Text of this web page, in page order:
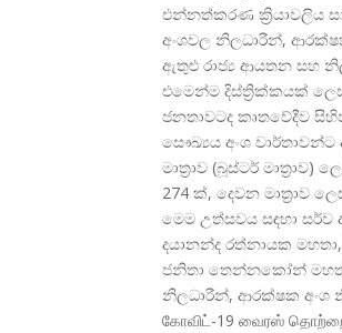
එන්නත්කරණ ක්රියාවලිය
අංශවල නිලධාරීන්,
ඇතුළු රාජ් ය ආයතන සහ
එමෙන්ම දිස්ත්රික්කයක්
ජනතාවටද කෘතවේදීව
සෞඛ්යය අංශ
මාත්රාව (බූස්ටර් මාත්රාව)
274 ක්, දෙවන මාත්රාව
මෙම උත්සවය සඳහා
දයානන්ද රත්නායක
ජනිතා තෙන්නකෝන්
නිලධාරීන්, ආරක්ෂක අංශ
கோவிட்-19 வைரஸ்